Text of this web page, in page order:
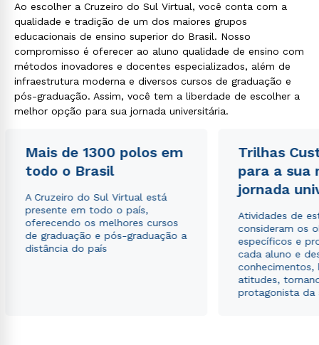
Ao escolher a Cruzeiro do Sul Virtual, você conta com a
qualidade e tradição de um dos maiores grupos
educacionais de ensino superior do Brasil. Nosso
compromisso é oferecer ao aluno qualidade de ensino com
métodos inovadores e docentes especializados, além de
infraestrutura moderna e diversos cursos de graduação e
pós-graduação. Assim, você tem a liberdade de escolher a
melhor opção para sua jornada universitária.
Mais de 1300 polos em
todo o Brasil
A Cruzeiro do Sul Virtual está
presente em todo o país,
oferecendo os melhores cursos
de graduação e pós-graduação a
distância do país
Trilhas
para a sua
jornada
Atividades de
consideram os
específicos e
cada aluno e
conhecimentos,
atitudes,
protagonista da